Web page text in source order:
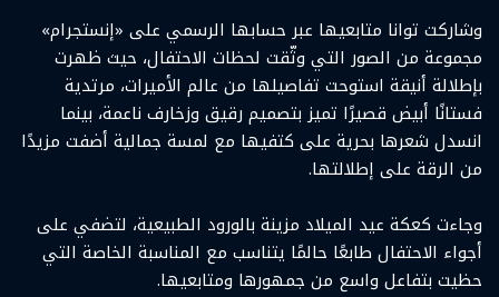
وشاركت توانا متابعيها عبر حسابها الرسمي على «إنستجرام»
مجموعة من الصور التي وثّقت لحظات الاحتفال، حيث ظهرت
بإطلالة أنيقة استوحت تفاصيلها من عالم الأميرات، مرتدية
فستانًا أبيض قصيرًا تميز بتصميم رقيق وزخارف ناعمة، بينما
انسدل شعرها بحرية على كتفيها مع لمسة جمالية أضفت مزيدًا
من الرقة على إطلالتها.
وجاءت كعكة عيد الميلاد مزينة بالورود الطبيعية، لتضفي على
أجواء الاحتفال طابعًا حالمًا يتناسب مع المناسبة الخاصة التي
حظيت بتفاعل واسع من جمهورها ومتابعيها.